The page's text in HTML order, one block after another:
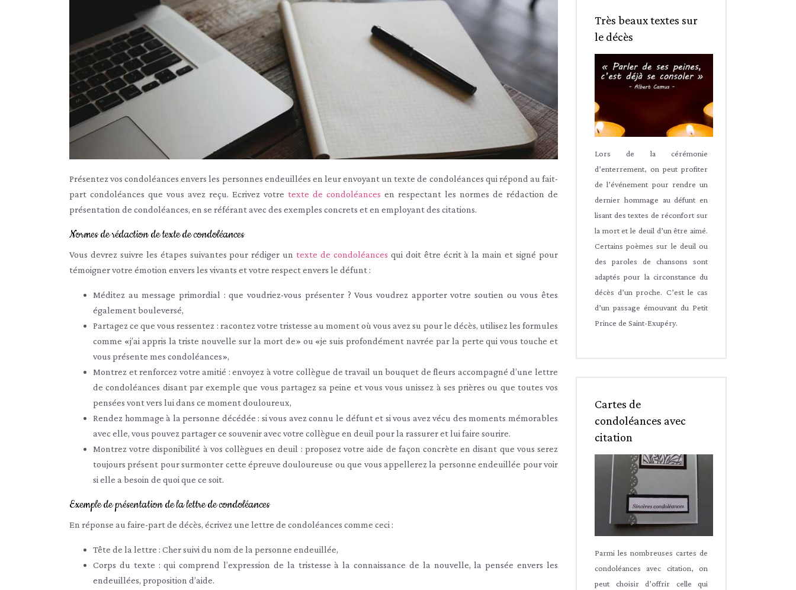
Présentez vos condoléances envers les personnes endeuillées en leur envoyant un texte de condoléances qui répond au fait-
part condoléances que vous avez reçu. Ecrivez votre texte de condoléances en respectant les normes de rédaction de
présentation de condoléances, en se référant avec des exemples concrets et en employant des citations.
Normes de rédaction de texte de condoléances
Vous devrez suivre les étapes suivantes pour rédiger untexte de condoléances qui doit être écrit à la main et signé pour
témoigner votre émotion envers les vivants et votre respect envers le défunt :
Méditez au message primordial : que voudriez-vous présenter ? Vous voudrez apporter votre soutien ou vous êtes
également bouleversé,
Partagez ce que vous ressentez : racontez votre tristesse au moment où vous avez su pour le décès, utilisez les formules
comme «j’ai appris la triste nouvelle sur la mort de» ou «je suis profondément navrée par la perte qui vous touche et
vous présente mes condoléances»,
Montrez et renforcez votre amitié : envoyez à votre collègue de travail un bouquet de fleurs accompagné d’une lettre
de condoléances disant par exemple que vous partagez sa peine et vous vous unissez à ses prières ou que toutes vos
pensées vont vers lui dans ce moment douloureux,
Rendez hommage à la personne décédée : si vous avez connu le défunt et si vous avez vécu des moments mémorables
avec elle, vous pouvez partager ce souvenir avec votre collègue en deuil pour la rassurer et lui faire sourire.
Montrez votre disponibilité à vos collègues en deuil : proposez votre aide de façon concrète en disant que vous serez
toujours présent pour surmonter cette épreuve douloureuse ou que vous appellerez la personne endeuillée pour voir
si elle a besoin de quoi que ce soit.
Exemple de présentation de la lettre de condoléances
En réponse au faire-part de décès, écrivez une lettre de condoléances comme ceci :
Tête de la lettre : Cher suivi du nom de la personne endeuillée,
Corps du texte : qui comprend l’expression de la tristesse à la connaissance de la nouvelle, la pensée envers les
endeuillées, proposition d’aide.
Très beaux textes sur
le décès
Lors de la cérémonie
d’enterrement, on peut profiter
de l’événement pour rendre un
dernier hommage au défunt en
lisant des textes de réconfort sur
la mort et le deuil d’un être aimé.
Certains poèmes sur le deuil ou
des paroles de chansons sont
adaptés pour la circonstance du
décès d’un proche. C’est le cas
d’un passage émouvant du Petit
Prince de Saint-Exupéry.
Cartes de
condoléances avec
citation
Parmi les nombreuses cartes de
condoléances avec citation, on
peut choisir d’offrir celle qui